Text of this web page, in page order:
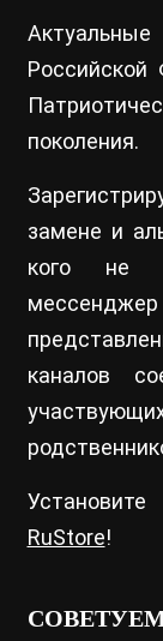
Российской
поколения.
замене и
кого не
каналов
RuStore!